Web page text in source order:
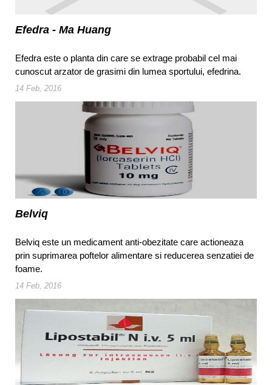
Efedra - Ma Huang
Efedra este o planta din care se extrage probabil cel mai
cunoscut arzator de grasimi din lumea sportului, efedrina.
14 Feb, 2016
Belviq
Belviq este un medicament anti-obezitate care actioneaza
prin suprimarea poftelor alimentare si reducerea senzatiei de
foame.
14 Feb, 2016